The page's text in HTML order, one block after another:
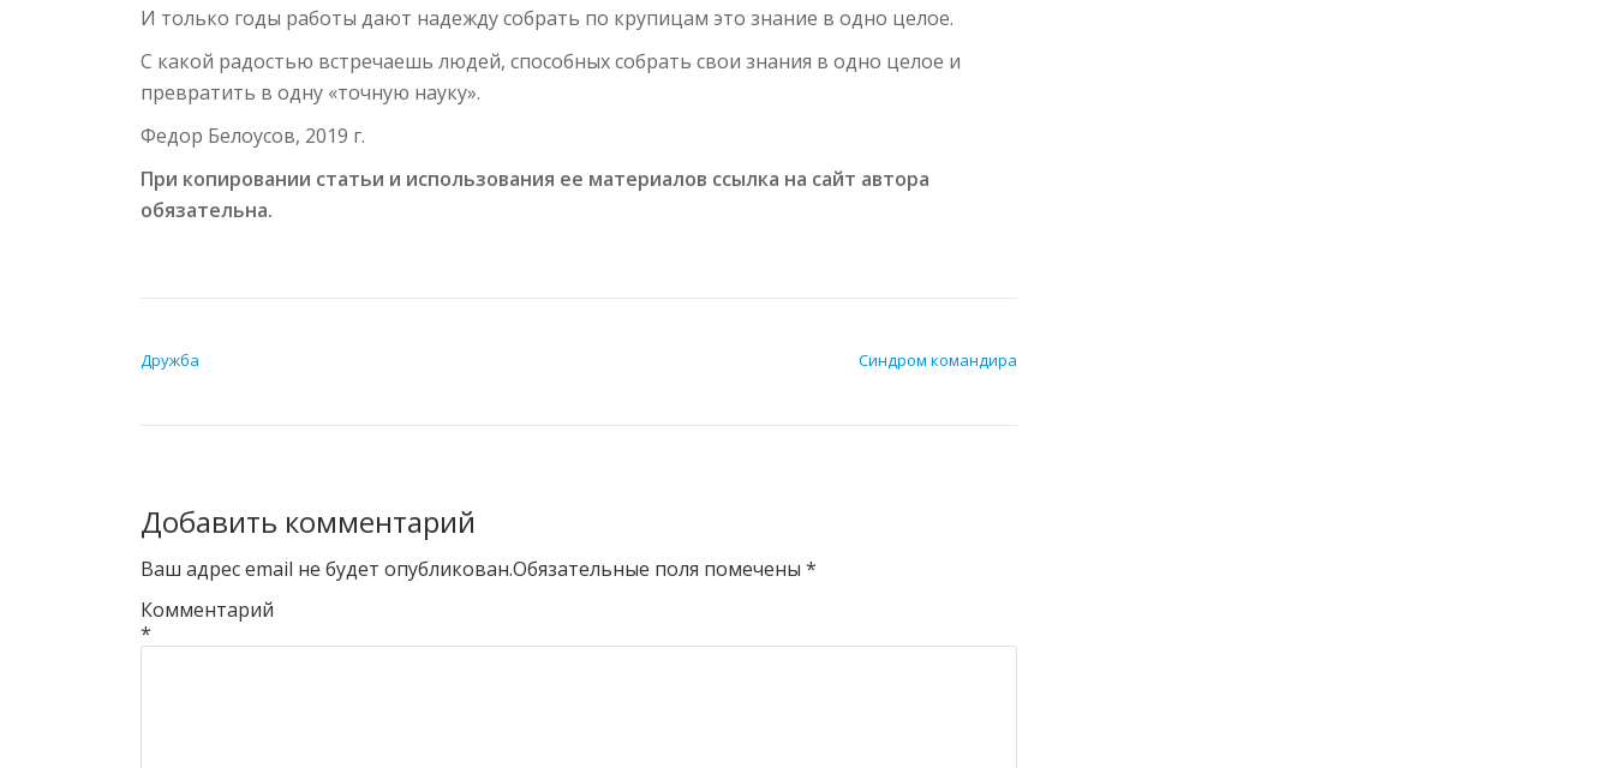
И только годы работы дают надежду собрать по крупицам это знание в одно целое.
С какой радостью встречаешь людей, способных собрать свои знания в одно целое и
превратить в одну «точную науку».
Федор Белоусов, 2019 г.
При копировании статьи и использования ее материалов ссылка на сайт автора
обязательна.
Дружба Синдром командира
Добавить комментарий
Ваш адрес email не будет опубликован.Обязательные поля помечены *
Комментарий
*